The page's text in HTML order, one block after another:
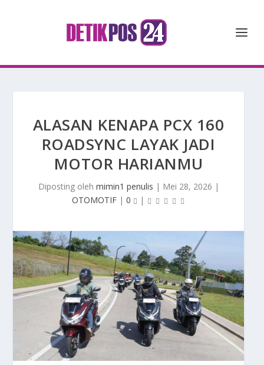
ALASAN KENAPA PCX 160
ROADSYNC LAYAK JADI
MOTOR HARIANMU
Diposting oleh mimin1 penulis | Mei 28, 2026 |
OTOMOTIF| 0 |